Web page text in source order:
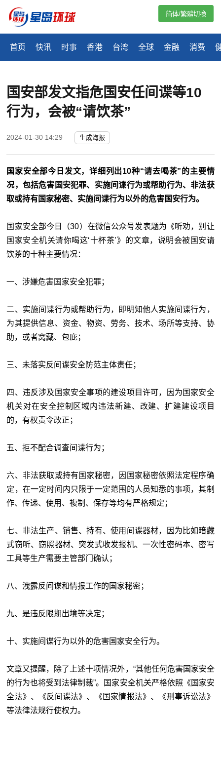
首页 快讯 时事 香港 台湾 全球 金融 消费
简体/繁體切換
国安部发文指危国安任间谍等10
行为，会被“请饮茶”
2024-01-30 14:29 生成海报
国家安全部今日发文，详细列出10种“请去喝茶”的主要情
况，包括危害国安犯罪、实施间谍行为或帮助行为、非法获
取或持有国家秘密、实施间谍行为以外的危害国安行为。
国家安全部今日（30）在微信公众号发表题为《听劝，别让
国家安全机关请你喝这‘十杯茶’》的文章，说明会被国安请
饮茶的十种主要情况：
一、涉嫌危害国家安全犯罪；
二、实施间谍行为或帮助行为，即明知他人实施间谍行为，
为其提供信息、资金、物资、劳务、技术、场所等支持、协
助，或者窝藏、包庇；
三、未落实反间谍安全防范主体责任；
四、违反涉及国家安全事项的建设项目许可，因为国家安全
机关对在安全控制区域内违法新建、改建、扩建建设项目
的，有权责令改正；
五、拒不配合调查间谍行为；
六、非法获取或持有国家秘密，因国家秘密依照法定程序确
定，在一定时间内只限于一定范围的人员知悉的事项，其制
作、传递、使用、複制、保存等均有严格规定；
七、非法生产、销售、持有、使用间谍器材，因为比如暗藏
式窃听、窃照器材、突发式收发报机、一次性密码本、密写
工具等生产需要主管部门确认；
八、洩露反间谍和情报工作的国家秘密；
九、是违反限期出境等决定；
十、实施间谍行为以外的危害国家安全行为。
文章又提醒，除了上述十项情况外，“其他任何危害国家安全
的行为也将受到法律制裁”。国家安全机关严格依照《国家安
全法》、《反间谍法》、《国家情报法》、《刑事诉讼法》
等法律法规行使权力。